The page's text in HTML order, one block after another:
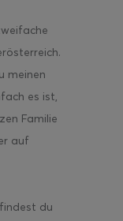
meinen
es ist,
Familie
auf
du